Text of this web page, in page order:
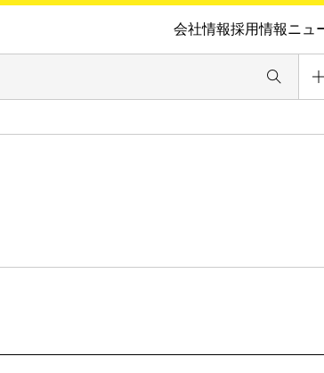
会社情報採用情報ニュ